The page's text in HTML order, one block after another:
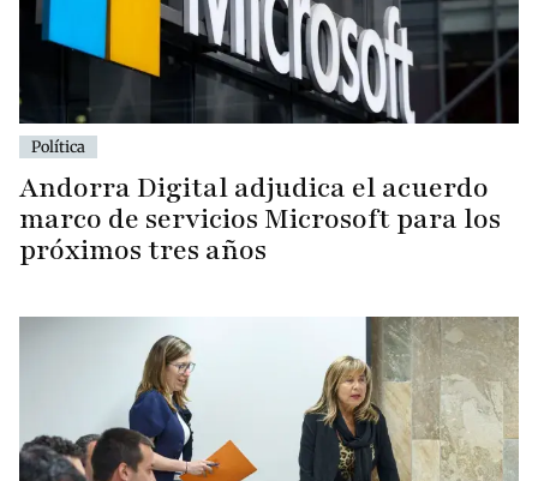
Política
Andorra Digital adjudica el acuerdo
marco de servicios Microsoft para los
próximos tres años